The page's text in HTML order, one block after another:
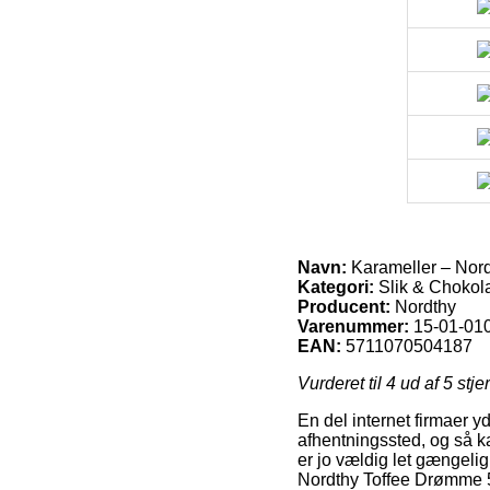
Navn: Karameller –
Kategori: Slik &
Producent: Nordthy
Varenummer: 15-01-
EAN: 5711070504187
Vurderet til 4 ud af 5
En del internet firmaer
afhentningssted, og så
er jo vældig let
Nordthy Toffee Drømme